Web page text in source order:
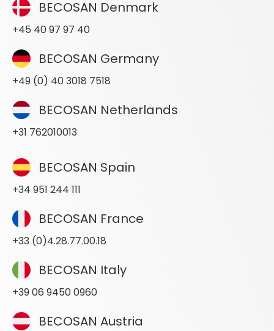
BECOSAN Denmark
+45 40 97 97 40
BECOSAN Germany
+49 (0) 40 3018 7518
BECOSAN Netherlands
+31 762010013
BECOSAN Spain
+34 951 244 111
BECOSAN France
+33 (0)4.28.77.00.18
BECOSAN Italy
+39 06 9450 0960
BECOSAN Austria